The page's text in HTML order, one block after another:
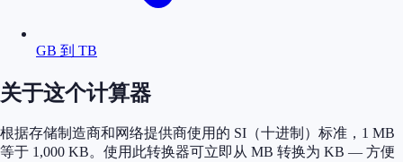
GB 到 TB
关于这个计算器
根据存储制造商和网络提供商使用的 SI（十进制）标准，1 MB
等于 1,000 KB。使用此转换器可立即从 MB 转换为 KB — 方便